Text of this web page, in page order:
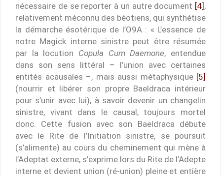
nécessaire de se reporter à un autre document [4] ,
relativement méconnu des béotiens, qui synthétise
la démarche ésotérique de l’O9A : « L’essence de
notre Magick interne sinistre peut être résumée
par la locution Copula Cum Daemone, entendue
dans son sens littéral – l’union avec certaines
entités acausales –, mais aussi métaphysique [5]
(nourrir et libérer son propre Baeldraca intérieur
pour s’unir avec lui), à savoir devenir un changelin
sinistre, vivant dans le causal, toujours mortel
donc. Cette fusion avec son Baeldraca débute
avec le Rite de l’Initiation sinistre, se poursuit
(s’alimente) au cours du cheminement qui mène à
l’Adeptat externe, s’exprime lors du Rite de l’Adepte
interne et devient union (ré-union) pleine et entière